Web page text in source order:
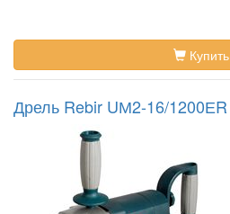
Купить
Дрель Rebir UМ2-16/1200ЕR